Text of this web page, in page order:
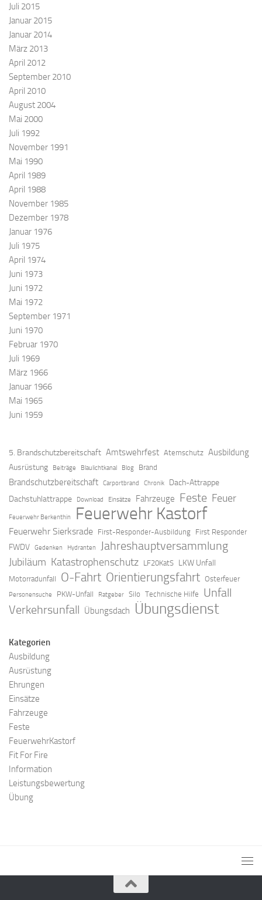
Juli 2015
Januar 2015
Januar 2014
März 2013
April 2012
September 2010
April 2010
August 2004
Mai 2000
Juli 1992
November 1991
Mai 1990
April 1989
April 1988
November 1985
Dezember 1978
Januar 1976
Juli 1975
April 1974
Juni 1973
Juni 1972
Mai 1972
September 1971
Juni 1970
Februar 1970
Juli 1969
März 1966
Januar 1966
Mai 1965
Juni 1959
5. Brandschutzbereitschaft Amtswehrfest Atemschutz Ausbildung
Ausrüstung Beiträge Blaulichtkanal Blog Brand
Brandschutzbereitschaft Carportbrand Chronik
Dach-Attrappe
Dachstuhlattrappe
Download Einsätze Fahrzeuge Feste Feuer
Feuerwehr Berkenthin Feuerwehr Kastorf
Feuerwehr Sierksrade First-Responder-Ausbildung First Responder
FWDV Gedenken Hydranten Jahreshauptversammlung
Jubiläum Katastrophenschutz LF20KatS LKW Unfall
Motorradunfall O-Fahrt Orientierungsfahrt Osterfeuer
Personensuche PKW-Unfall Ratgeber Silo Technische Hilfe Unfall
Verkehrsunfall Übungsdach Übungsdienst
Kategorien
Ausbildung
Ausrüstung
Ehrungen
Einsätze
Fahrzeuge
Feste
FeuerwehrKastorf
Fit For Fire
Information
Leistungsbewertung
Übung